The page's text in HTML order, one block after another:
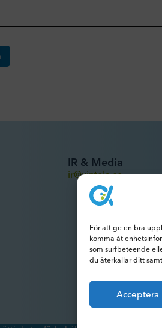
För att ge en bra
komma åt
som surfbeteende
du återkallar ditt
Acceptera
IR & Media
ir@xintela.se